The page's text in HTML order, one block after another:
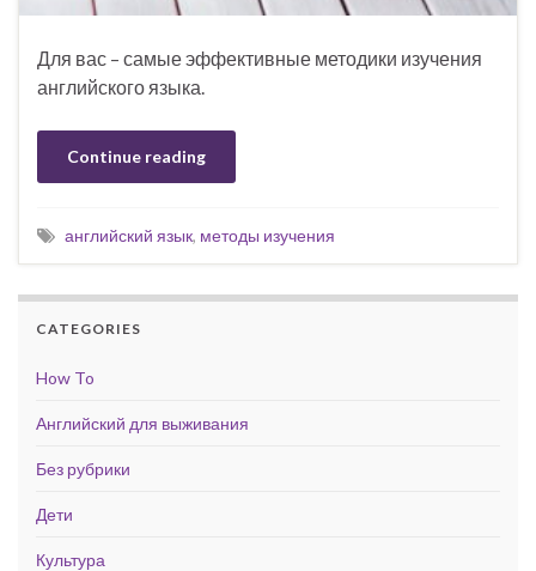
Для вас – самые эффективные методики изучения
английского языка.
Continue reading
английский язык, методы изучения
CATEGORIES
How To
Английский для выживания
Без рубрики
Дети
Культура